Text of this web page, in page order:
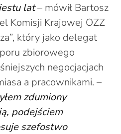
lat– mówił Bartosz
Komisji Krajowej OZZ
który jako delegat
zbiorowego
negocjacjach
a pracownikami. –
zdumiony
podejściem
szefostwo